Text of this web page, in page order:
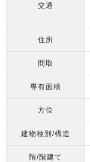
交通
住所
間取
専有面積
方位
建物種別/構造
階/階建て